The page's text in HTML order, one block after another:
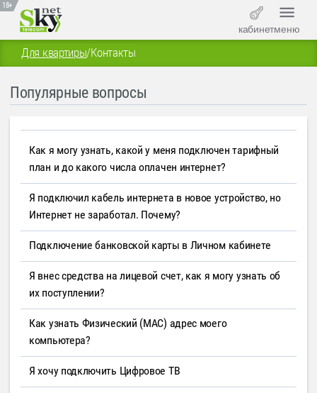
18+
кабинетменю
Для квартиры/Контакты
Популярные вопросы
Как я могу узнать, какой у меня подключен тарифный
план и до какого числа оплачен интернет?
Я подключил кабель интернета в новое устройство, но
Интернет не заработал. Почему?
Подключение банковской карты в Личном кабинете
Я внес средства на лицевой счет, как я могу узнать об
их поступлении?
Как узнать Физический (MAC) адрес моего
компьютера?
Я хочу подключить Цифровое ТВ